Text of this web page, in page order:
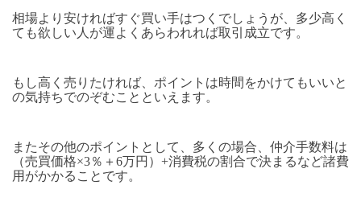
相場より安ければすぐ買い手はつくでしょうが、多少高く
ても欲しい人が運よくあらわれれば取引成立です。
もし高く売りたければ、ポイントは時間をかけてもいいと
の気持ちでのぞむことといえます。
またその他のポイントとして、多くの場合、仲介手数料は
（売買価格×3％＋6万円）+消費税の割合で決まるなど諸費
用がかかることです。